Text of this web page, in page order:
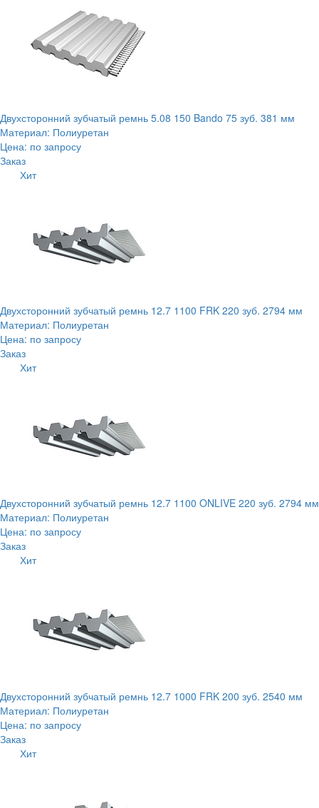
Двухсторонний зубчатый ремнь 5.08 150 Bando 75 зуб. 381 мм
Материал: Полиуретан
Цена: по запросу
Заказ
Хит
Двухсторонний зубчатый ремнь 12.7 1100 FRK 220 зуб. 2794 мм
Материал: Полиуретан
Цена: по запросу
Заказ
Хит
Двухсторонний зубчатый ремнь 12.7 1100 ONLIVE 220 зуб. 2794 мм
Материал: Полиуретан
Цена: по запросу
Заказ
Хит
Двухсторонний зубчатый ремнь 12.7 1000 FRK 200 зуб. 2540 мм
Материал: Полиуретан
Цена: по запросу
Заказ
Хит